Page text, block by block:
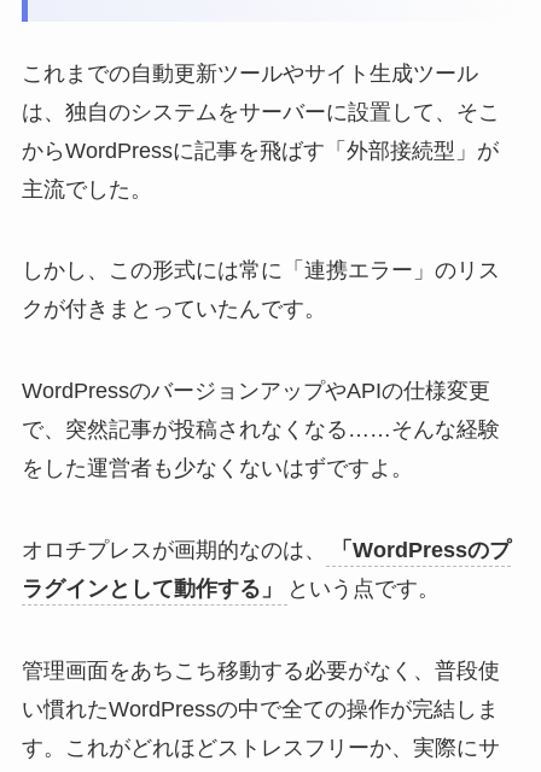
これまでの自動更新ツールやサイト生成ツール
は、独自のシステムをサーバーに設置して、そこ
からWordPressに記事を飛ばす「外部接続型」が
主流でした。
しかし、この形式には常に「連携エラー」のリス
クが付きまとっていたんです。
WordPressのバージョンアップやAPIの仕様変更
で、突然記事が投稿されなくなる……そんな経験
をした運営者も少なくないはずですよ。
オロチプレスが画期的なのは、
「WordPressのプ
ラグインとして動作する」
という点です。
管理画面をあちこち移動する必要がなく、普段使
い慣れたWordPressの中で全ての操作が完結しま
す。これがどれほどストレスフリーか、実際にサ